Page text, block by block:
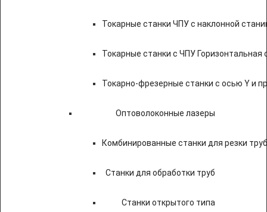
Токарные станки ЧПУ c наклонной
Токарные станки с ЧПУ Горизонтальная
Токарно-фрезерные станки с осью Y и
Оптоволоконные лазеры
Комбинированные станки для резки
Станки для обработки труб
Станки открытого типа